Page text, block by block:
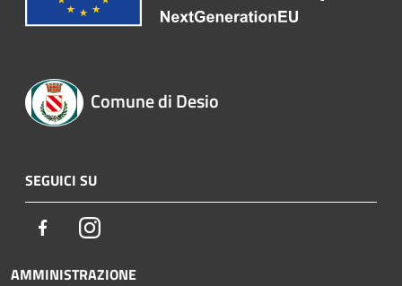
Comune di Desio
SEGUICI SU
FacebookInstagram
AMMINISTRAZIONE